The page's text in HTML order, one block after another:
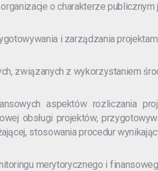
o charakterze publicznym
i zarządzania
związanych z wykorzystaniem
aspektów rozliczania
obsługi projektów,
stosowania procedur
merytorycznego i